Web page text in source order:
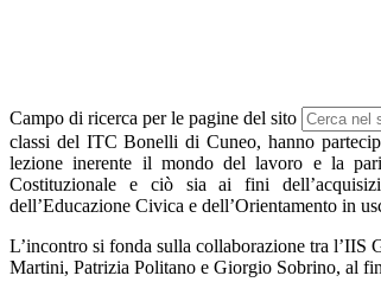
Campo di ricerca per le pagine del sito
classi del ITC Bonelli di Cuneo, hanno
lezione inerente il mondo del lavoro e la
Costituzionale e ciò sia ai fini
dell’Educazione Civica e dell’Orientamento in
L’incontro si fonda sulla collaborazione tra
Martini, Patrizia Politano e Giorgio Sobrino, al